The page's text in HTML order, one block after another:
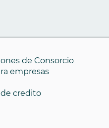
de Consorcio
empresas
credito